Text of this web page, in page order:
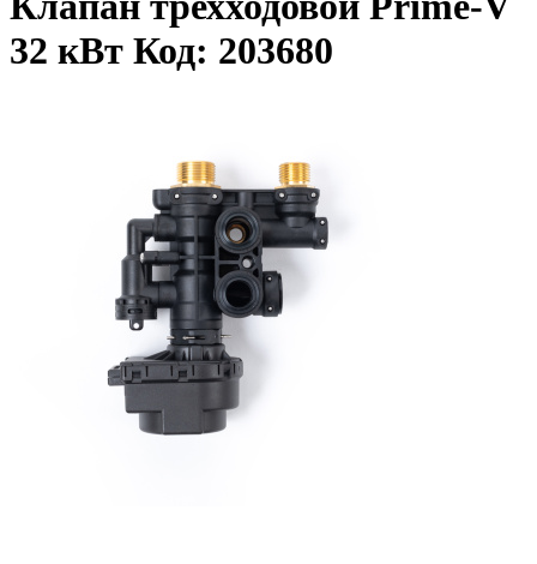
32 кВт Код: 203680